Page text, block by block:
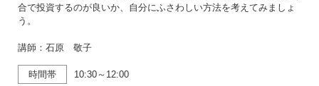
合で投資するのが良いか、自分にふさわしい方法を考えてみましょ
う。
講師：石原 敬子
時間帯 10:30～12:00